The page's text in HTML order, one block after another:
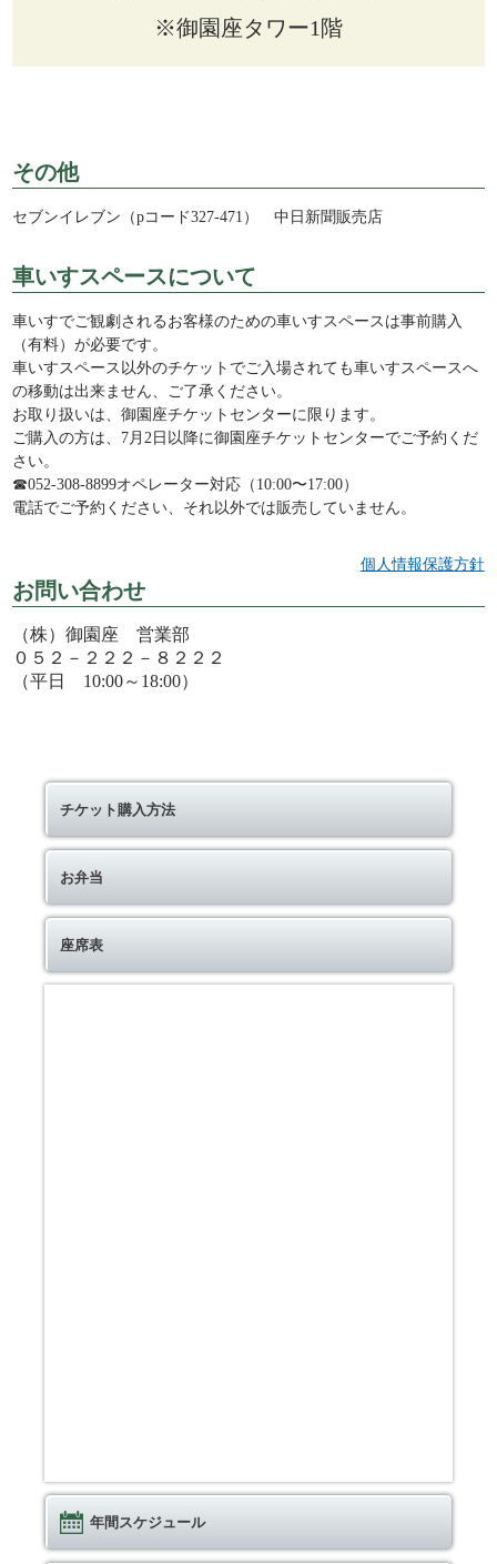
※御園座タワー1階
その他
セブンイレブン（pコード327-471） 中日新聞販売店
車いすスペースについて
車いすでご観劇されるお客様のための車いすスペースは事前購入
（有料）が必要です。
車いすスペース以外のチケットでご入場されても車いすスペースへ
の移動は出来ません、ご了承ください。
お取り扱いは、御園座チケットセンターに限ります。
ご購入の方は、7月2日以降に御園座チケットセンターでご予約くだ
さい。
☎052-308-8899オペレーター対応（10:00〜17:00）
電話でご予約ください、それ以外では販売していません。
個人情報保護方針
お問い合わせ
（株）御園座 営業部
０５２－２２２－８２２２
（平日 10:00～18:00）
チケット購入方法
お弁当
座席表
年間スケジュール